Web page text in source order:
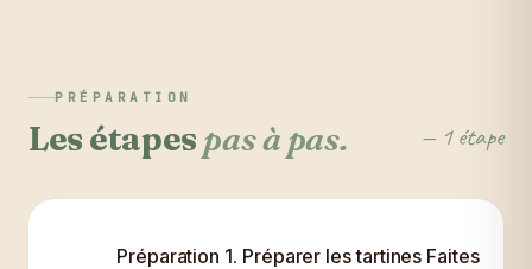
PRÉPARATION
Les étapes pas à pas. — 1 étape
Préparation 1. Préparer les tartines Faites